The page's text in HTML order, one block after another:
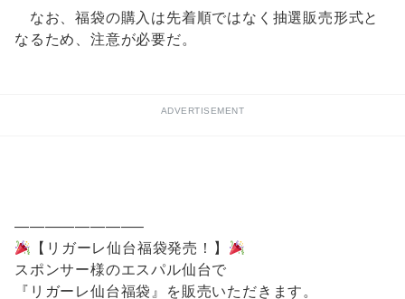
なお、福袋の購入は先着順ではなく抽選販売形式と
なるため、注意が必要だ。
ADVERTISEMENT
————————–
【リガーレ仙台福袋発売！】
スポンサー様のエスパル仙台で
『リガーレ仙台福袋』を販売いただきます。